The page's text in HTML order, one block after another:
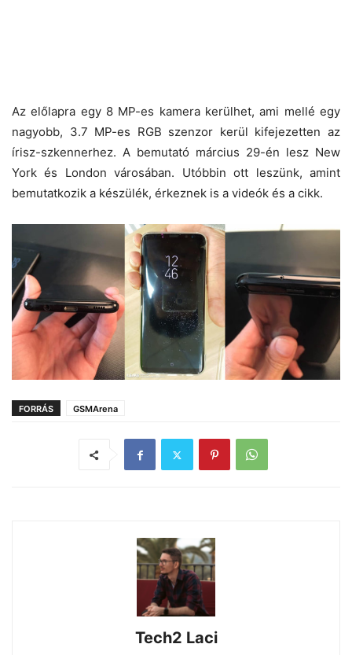
Az előlapra egy 8 MP-es kamera kerülhet, ami mellé egy
nagyobb, 3.7 MP-es RGB szenzor kerül kifejezetten az
írisz-szkennerhez. A bemutató március 29-én lesz New
York és London városában. Utóbbin ott leszünk, amint
bemutatkozik a készülék, érkeznek is a videók és a cikk.
FORRÁS GSMArena
Tech2 Laci